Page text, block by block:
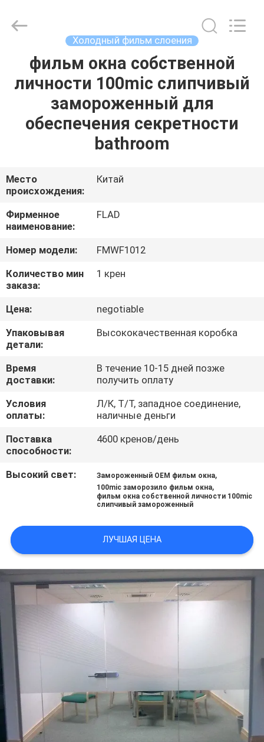
ДОМОЙ
ПРОДУКТЫ
ЭКСКУРСИЯ
ПО
ЗАВОДУ
КОНТРОЛЬ
КАЧЕСТВА
СВЯЖИТЕСЬ
С
НАМИ
ЗАПРОСИТЕ
КАРТА
PRIVACY
POLICY
Material
Co.,Ltd.
Холодный фильм слоения
фильм окна собственной
личности 100mic слипчивый
замороженный для
обеспечения секретности
bathroom
Место
происхождения:
Китай
Фирменное
наименование:
FLAD
Номер модели:
FMWF1012
Количество мин
заказа:
1 крен
Цена:
negotiable
Упаковывая
детали:
Высококачественная коробка
Время
доставки:
В течение 10-15 дней позже
получить оплату
Условия
оплаты:
Л/К, Т/Т, западное соединение,
наличные деньги
Поставка
способности:
4600 кренов/день
Высокий свет: Замороженный OEM фильм окна,
100mic заморозило фильм окна,
фильм окна собственной личности 100mic
слипчивый замороженный
ЛУЧШАЯ ЦЕНА